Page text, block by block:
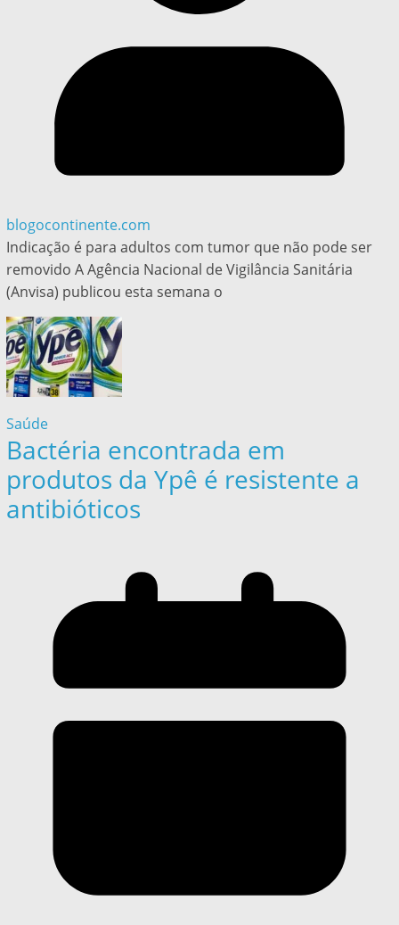
blogocontinente.com
Indicação é para adultos com tumor que não pode ser
removido A Agência Nacional de Vigilância Sanitária
(Anvisa) publicou esta semana o
Saúde
Bactéria encontrada em
produtos da Ypê é resistente a
antibióticos